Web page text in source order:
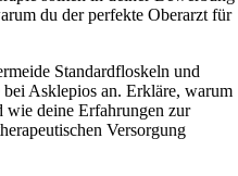
du der perfekte Oberarzt für
Standardfloskeln und
bei Asklepios an. Erkläre, warum
wie deine Erfahrungen zur
Versorgung